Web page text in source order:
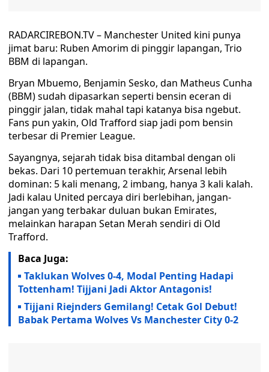
RADARCIREBON.TV – Manchester United kini punya
jimat baru: Ruben Amorim di pinggir lapangan, Trio
BBM di lapangan.
Bryan Mbuemo, Benjamin Sesko, dan Matheus Cunha
(BBM) sudah dipasarkan seperti bensin eceran di
pinggir jalan, tidak mahal tapi katanya bisa ngebut.
Fans pun yakin, Old Trafford siap jadi pom bensin
terbesar di Premier League.
Sayangnya, sejarah tidak bisa ditambal dengan oli
bekas. Dari 10 pertemuan terakhir, Arsenal lebih
dominan: 5 kali menang, 2 imbang, hanya 3 kali kalah.
Jadi kalau United percaya diri berlebihan, jangan-
jangan yang terbakar duluan bukan Emirates,
melainkan harapan Setan Merah sendiri di Old
Trafford.
Baca Juga:
Taklukan Wolves 0-4, Modal Penting Hadapi
Tottenham! Tijjani Jadi Aktor Antagonis!
Tijjani Riejnders Gemilang! Cetak Gol Debut!
Babak Pertama Wolves Vs Manchester City 0-2